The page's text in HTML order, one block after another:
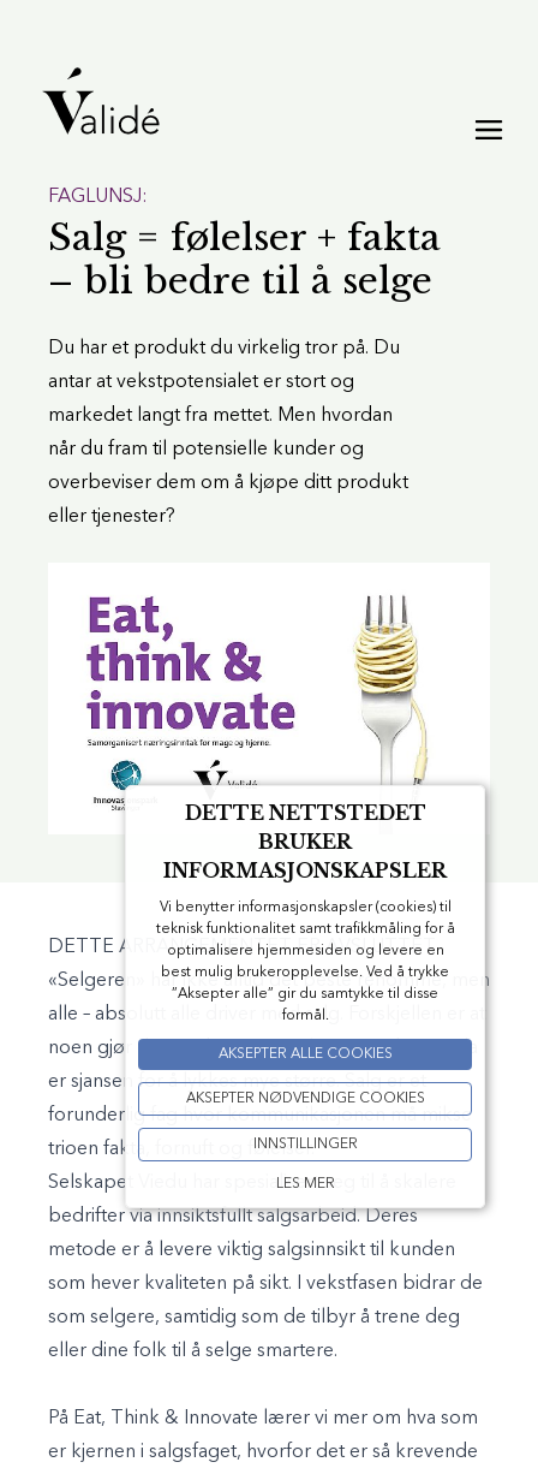
FAGLUNSJ:
Salg = følelser + fakta
– bli bedre til å selge
Du har et produkt du virkelig tror på. Du
antar at vekstpotensialet er stort og
markedet langt fra mettet. Men hvordan
når du fram til potensielle kunder og
overbeviser dem om å kjøpe ditt produkt
eller tjenester?
DETTE ARRANGEMENTET ER AVSLUTTET
«Selgeren» har ikke alltid det beste renommé, men
alle – absolutt alle driver med salg. Forskjellen er at
noen gjør det med større innsikt enn andre, og da
er sjansen for å lykkes mye større. Salg er et
forunderlig fag hvor kommunikasjonen må mikse
trioen fakta, fornuft og følelser.
Selskapet Viedu har spesialisert seg til å skalere
bedrifter via innsiktsfullt salgsarbeid. Deres
metode er å levere viktig salgsinnsikt til kunden
som hever kvaliteten på sikt. I vekstfasen bidrar de
som selgere, samtidig som de tilbyr å trene deg
eller dine folk til å selge smartere.
På Eat, Think & Innovate lærer vi mer om hva som
er kjernen i salgsfaget, hvorfor det er så krevende
DETTE NETTSTEDET
BRUKER
INFORMASJONSKAPSLER
Vi benytter informasjonskapsler (cookies) til
teknisk funktionalitet samt trafikkmåling for å
optimalisere hjemmesiden og levere en
best mulig brukeropplevelse. Ved å trykke
”Aksepter alle” gir du samtykke til disse
formål.
AKSEPTER ALLE COOKIES
AKSEPTER NØDVENDIGE COOKIES
INNSTILLINGER
LES MER